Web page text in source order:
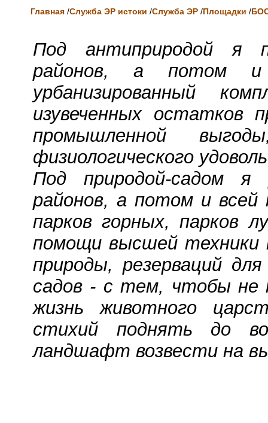
Главная /Служба ЭР истоки /Служба ЭР /Площадки /
Под антиприродой я
районов, а потом и
урбанизированный
изувеченных остатков
промышленной
физиологического
Под природой-садом я
районов, а потом и всей
парков горных, парков
помощи высшей техники
природы, резерваций
садов - с тем, чтобы не
жизнь животного
стихий поднять до
ландшафт возвести на